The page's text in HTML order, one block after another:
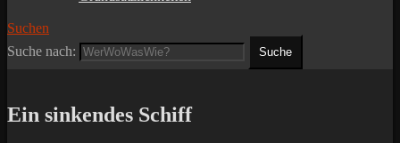
Suchen
Suche nach:
Ein sinkendes Schiff